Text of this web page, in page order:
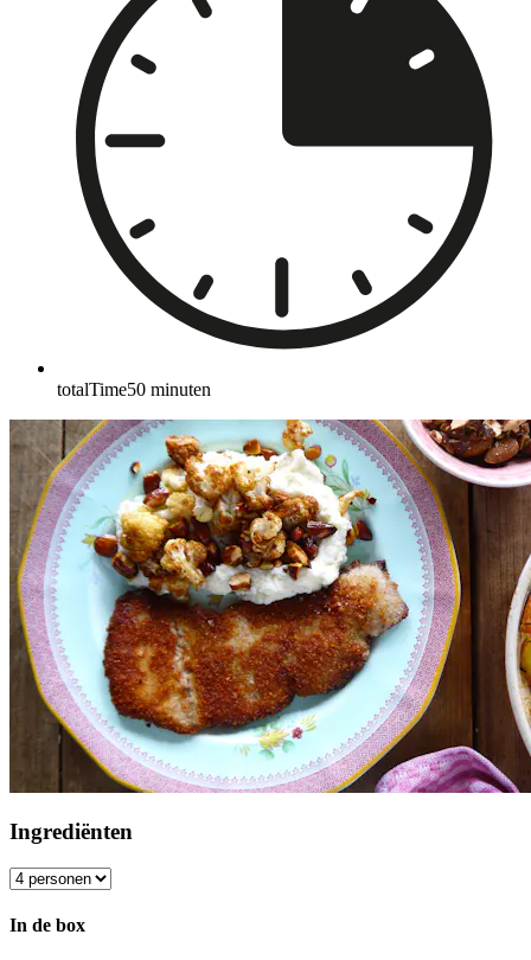
totalTime50 minuten
Ingrediënten
In de box